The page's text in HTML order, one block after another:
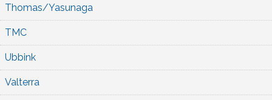
Thomas/Yasunaga
TMC
Ubbink
Valterra